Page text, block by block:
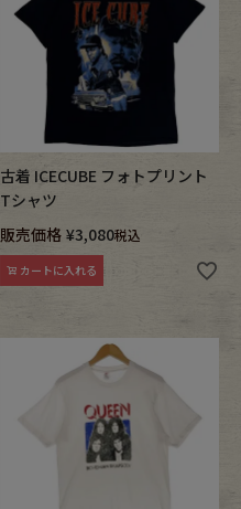
古着 ICECUBE フォトプリント
Tシャツ
販売価格 ¥3,080税込
カートに入れる